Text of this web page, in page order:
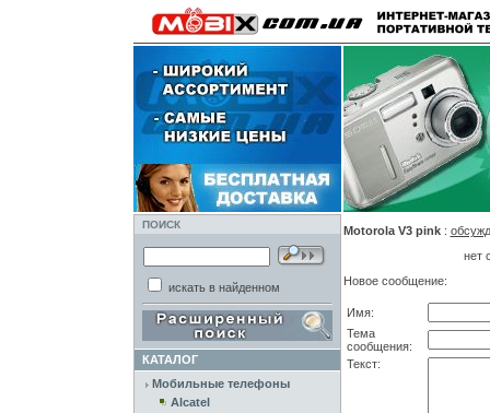
ПОИСК
искать в найденном
КАТАЛОГ
Мобильные телефоны
Alcatel
Motorola V3 pink:
нет
Новое сообщение:
Имя:
Тема
сообщения:
Текст: